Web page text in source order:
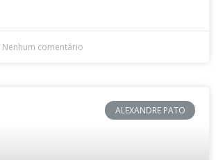
Nenhum comentário
ALEXANDRE PATO